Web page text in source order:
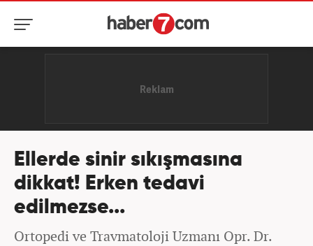
Ellerde sinir sıkışmasına
dikkat! Erken tedavi
edilmezse...
Ortopedi ve Travmatoloji Uzmanı Opr. Dr.